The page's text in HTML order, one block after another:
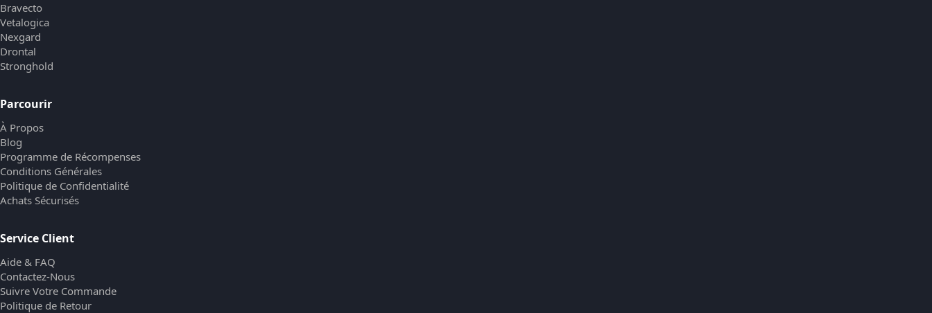
Bravecto
Vetalogica
Nexgard
Drontal
Stronghold
Parcourir
À Propos
Blog
Programme de Récompenses
Conditions Générales
Politique de Confidentialité
Achats Sécurisés
Service Client
Aide & FAQ
Contactez-Nous
Suivre Votre Commande
Politique de Retour